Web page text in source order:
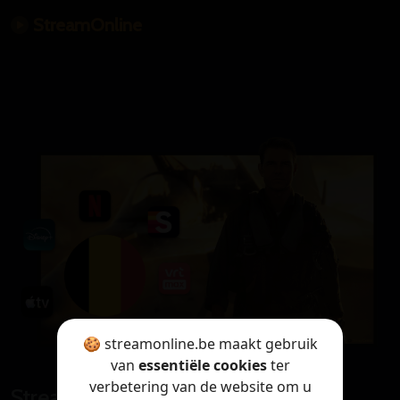
🍪 streamonline.be maakt gebruik
van essentiële cookiester
verbetering van de website om u